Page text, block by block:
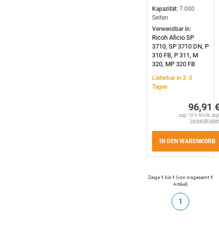
Kapazität: 7.000
Seiten
Verwendbar in:
Ricoh Aficio SP
3710, SP 3710 DN, P
310 FB, P 311, M
320, MP 320 FB
Lieferbar in 2-3
Tagen
96,91
zzgl. 19 % MwSt.
IN DEN WARENKORB
Zeige1 bis1 (von insgesamt1
Artikel)
1